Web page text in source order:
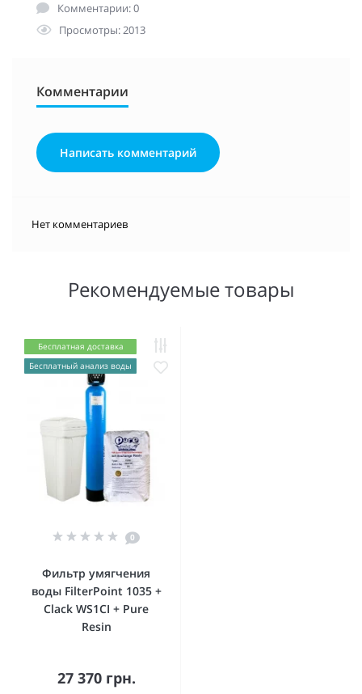
Комментарии: 0
Просмотры: 2013
Комментарии
Написать комментарий
Нет комментариев
Рекомендуемые товары
Бесплатная доставка
Бесплатный анализ воды
0
Фильтр умягчения
воды FilterPoint 1035 +
Clack WS1CI + Pure
Resin
27 370 грн.